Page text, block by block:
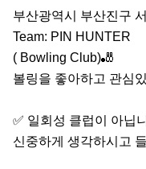
부산광역시 부산진구
Team: PIN HUNTER
( Bowling Club)🎳
볼링을 좋아하고 관심
✅ 일회성 클럽이 아닙
신중하게 생각하시고